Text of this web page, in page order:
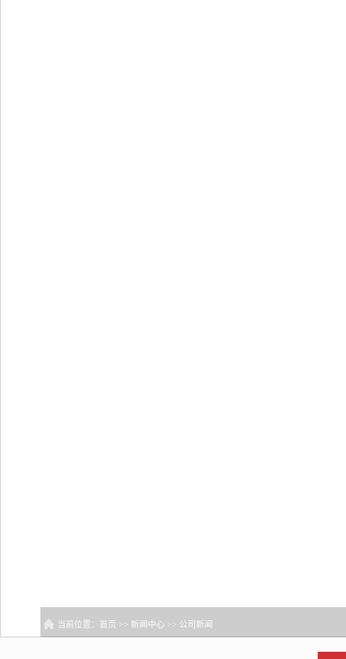
当前位置： 首页 >> 新闻中心 >> 公司新闻